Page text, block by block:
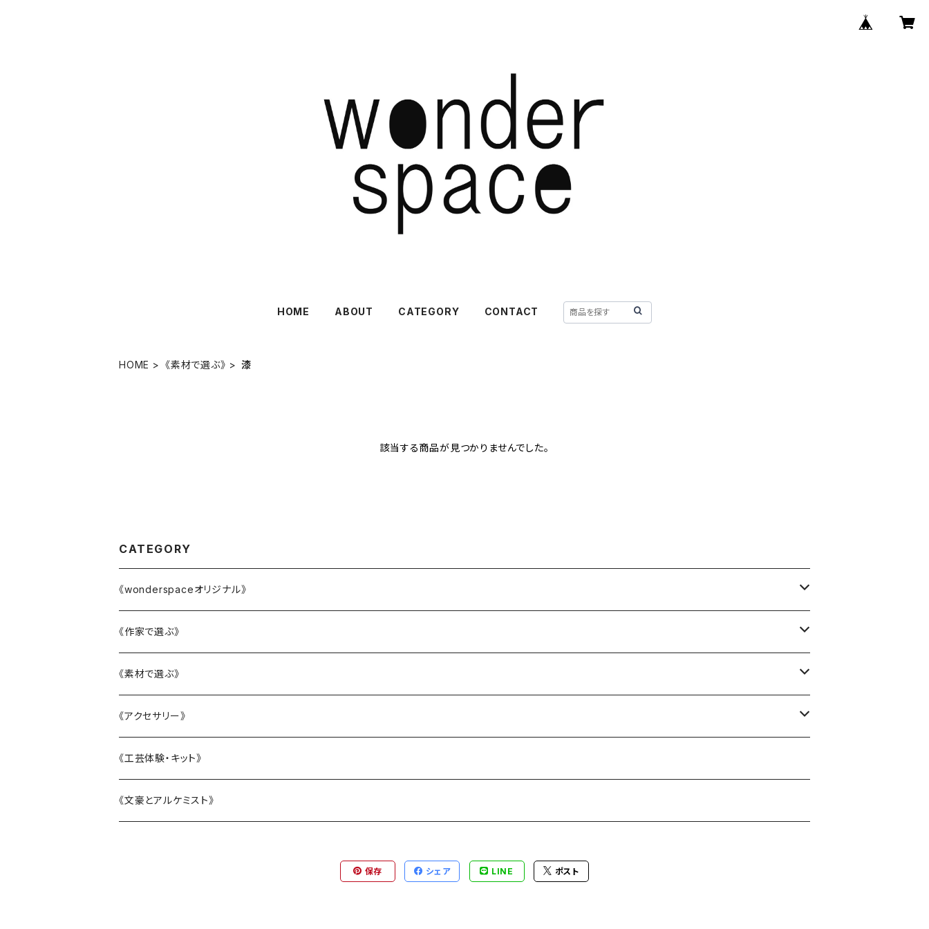
HOME ABOUT CATEGORY CONTACT
HOME 《素材で選ぶ》 漆
該当する商品が見つかりませんでした。
CATEGORY
《wonderspaceオリジナル》
かニャんざわ豆皿
LittleFlower
水引アクセサリー
KANAZAWAシリーズ
BOTANIC ISHIKAWA -ボタニックイシカワ-
《作家で選ぶ》
大西雄三郎
織田恵美
河村澄香
川崎知美
《素材で選ぶ》
陶磁器
ガラス
漆
《アクセサリー》
リング
ピアス・イヤリング
《工芸体験・キット》
《文豪とアルケミスト》
保存 シェア LINE ポスト